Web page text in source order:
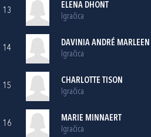
13
ELENA DHONT
Igračica
14
DAVINIA ANDRÉ
Igračica
15
CHARLOTTE TISON
Igračica
16
MARIE MINNAERT
Igračica